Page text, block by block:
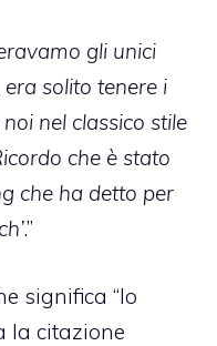
gli unici
solito tenere i
nel classico stile
che è stato
che ha detto per
.”
significa “Io
la citazione